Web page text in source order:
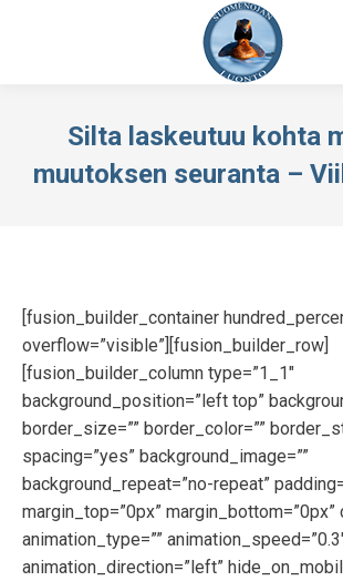
Silta laskeutuu kohta
muutoksen seuranta –
[fusion_builder_container
overflow=”visible”][fusion_builder_row]
[fusion_builder_column type=”1_1″
background_position=”left top”
border_size=”” border_color=””
spacing=”yes” background_image=””
background_repeat=”no-repeat”
margin_top=”0px” margin_bottom=”0px”
animation_type=””
animation_direction=”left”